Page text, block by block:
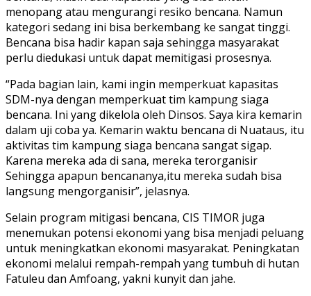
menopang atau mengurangi resiko bencana. Namun
kategori sedang ini bisa berkembang ke sangat tinggi.
Bencana bisa hadir kapan saja sehingga masyarakat
perlu diedukasi untuk dapat memitigasi prosesnya.
“Pada bagian lain, kami ingin memperkuat kapasitas
SDM-nya dengan memperkuat tim kampung siaga
bencana. Ini yang dikelola oleh Dinsos. Saya kira kemarin
dalam uji coba ya. Kemarin waktu bencana di Nuataus, itu
aktivitas tim kampung siaga bencana sangat sigap.
Karena mereka ada di sana, mereka terorganisir
Sehingga apapun bencananya,itu mereka sudah bisa
langsung mengorganisir”, jelasnya.
Selain program mitigasi bencana, CIS TIMOR juga
menemukan potensi ekonomi yang bisa menjadi peluang
untuk meningkatkan ekonomi masyarakat. Peningkatan
ekonomi melalui rempah-rempah yang tumbuh di hutan
Fatuleu dan Amfoang, yakni kunyit dan jahe.